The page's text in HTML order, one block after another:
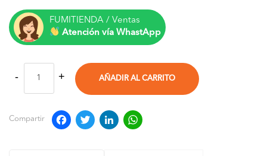
FUMITIENDA / Ventas
Atención vía WhastApp
AÑADIR AL CARRITO
Compartir Facebook
TwitterLinkedIn